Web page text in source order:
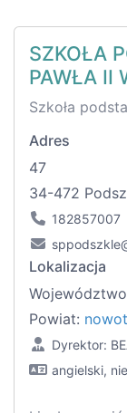
SZKOŁA
PAWŁA II
Szkoła
Adres
47
34-472
182857007
Lokalizacja
Powiat:
Dyrektor:
angielski,